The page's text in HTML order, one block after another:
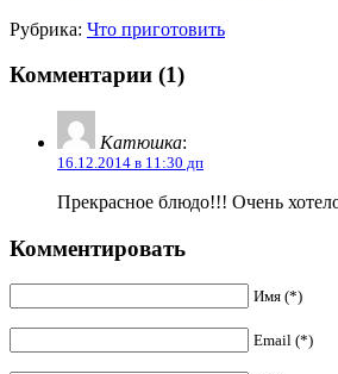
Рубрика: Что приготовить
Комментарии (1)
Катюшка:
16.12.2014 в 11:30 дп
Прекрасное блюдо!!! Очень
Комментировать
Имя (*)
Email (*)